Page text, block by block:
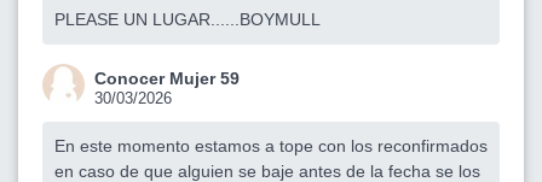
PLEASE UN LUGAR......BOYMULL
Conocer Mujer 59
30/03/2026
En este momento estamos a tope con los reconfirmados
en caso de que alguien se baje antes de la fecha se los